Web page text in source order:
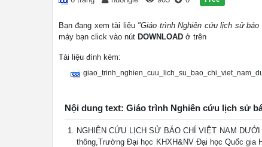
Bạn đang xem tài liệu "Giáo trình Nghiên cứu lịch sử
máy bạn click vào nút DOWNLOAD ở trên
Tài liệu đính kèm:
Nội dung text: Giáo trình Nghiên cứu lịch sử
NGHIÊN CỨU LỊCH SỬ BÁO CHÍ VIỆT NAM
thông,Trường Đại học KHXH&NV Đại học Quốc gia